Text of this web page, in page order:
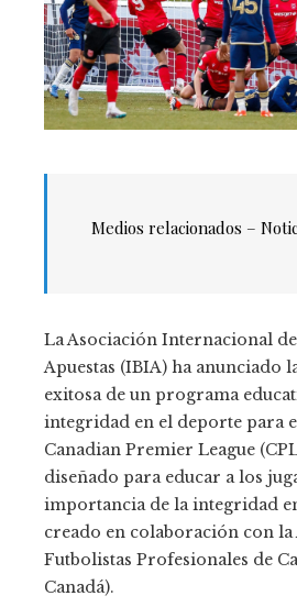
Medios relacionados –
La Asociación Internacional
Apuestas (IBIA) ha anunciado
exitosa de un programa
integridad en el deporte para
Canadian Premier League
diseñado para educar a los
importancia de la integridad
creado en colaboración con la
Futbolistas Profesionales de
Canadá).